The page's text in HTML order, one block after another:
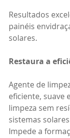
Resultados
painéis
solares.
Restaura a
Agente de
eficiente, suave
limpeza sem
sistemas
Impede a